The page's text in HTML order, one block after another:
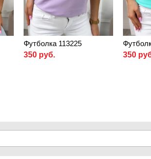
Футболка 113225
350 руб.
350